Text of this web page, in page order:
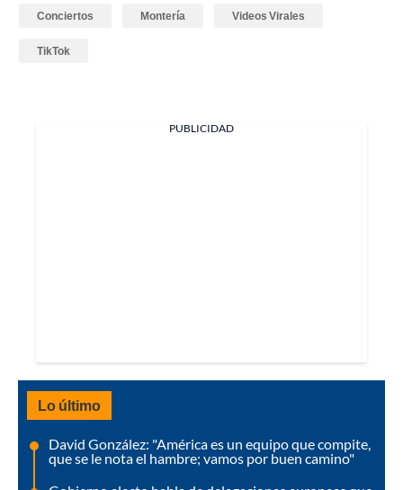
Conciertos Montería Videos Virales
TikTok
PUBLICIDAD
Lo último
David González: "América es un equipo que compite,
que se le nota el hambre; vamos por buen camino"